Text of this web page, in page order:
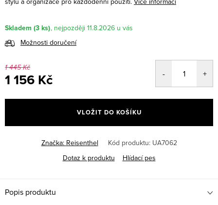
Skladem (3 ks)
11.8.2026
Možnosti doručení
1 445 Kč
1 156 Kč
cena:
VLOŽIT DO KOŠÍKU
Značka: Reisenthel Kód produktu: UA7062
Dotaz k produktu
Hlídací pes
Popis produktu